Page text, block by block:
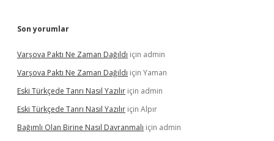
Son yorumlar
Varşova Paktı Ne Zaman Dağıldı için admin
Varşova Paktı Ne Zaman Dağıldı için Yaman
Eski Türkçede Tanrı Nasıl Yazılır için admin
Eski Türkçede Tanrı Nasıl Yazılır için Alpır
Bağımlı Olan Birine Nasıl Davranmalı için admin